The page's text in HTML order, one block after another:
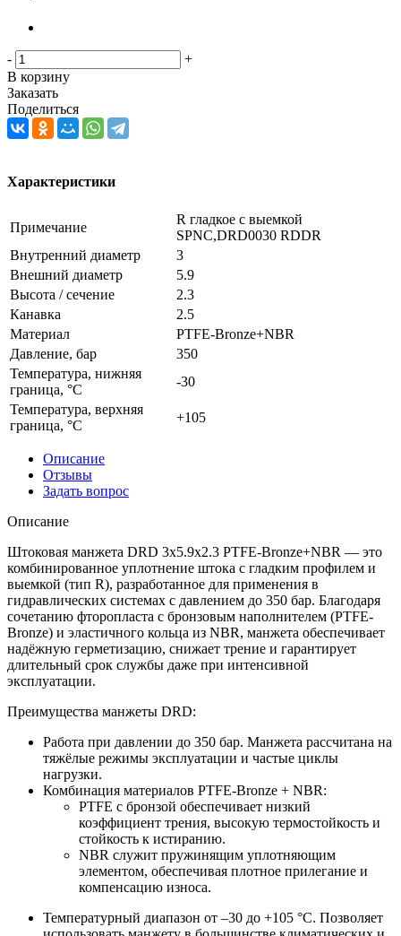
-
+
В корзину
Заказать
Поделиться
Характеристики
Примечание
R гладкое с выемкой
SPNC,DRD0030 RDDR
Внутренний диаметр
3
Внешний диаметр
5.9
Высота / сечение
2.3
Канавка
2.5
Материал
PTFE-Bronze+NBR
Давление, бар
350
Температура, нижняя
граница, °C
-30
Температура, верхняя
граница, °C
+105
Описание
Отзывы
Задать вопрос
Описание
Штоковая манжета DRD 3x5.9x2.3 PTFE-Bronze+NBR — это
комбинированное уплотнение штока с гладким профилем и
выемкой (тип R), разработанное для применения в
гидравлических системах с давлением до 350 бар. Благодаря
сочетанию фторопласта с бронзовым наполнителем (PTFE-
Bronze) и эластичного кольца из NBR, манжета обеспечивает
надёжную герметизацию, снижает трение и гарантирует
длительный срок службы даже при интенсивной
эксплуатации.
Преимущества манжеты DRD:
Работа при давлении до 350 бар. Манжета рассчитана на
тяжёлые режимы эксплуатации и частые циклы
нагрузки.
Комбинация материалов PTFE-Bronze + NBR:
PTFE с бронзой обеспечивает низкий
коэффициент трения, высокую термостойкость и
стойкость к истиранию.
NBR служит пружинящим уплотняющим
элементом, обеспечивая плотное прилегание и
компенсацию износа.
Температурный диапазон от –30 до +105 °C. Позволяет